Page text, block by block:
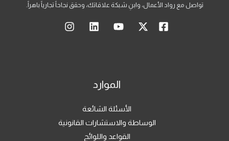
تواصل مع رواد الأعمال، وابنِ شبكة علاقاتك، وحقق نجاحاً تجارياً باهراً.
الموارد
الأسئلة الشائعة
الوساطة والاستشارات القانونية
القواعد واللوائح